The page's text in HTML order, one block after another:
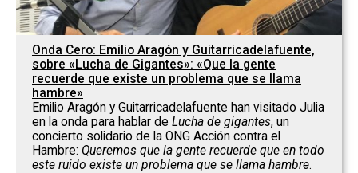
Onda Cero: Emilio Aragón y Guitarricadelafuente,
sobre «Lucha de Gigantes»: «Que la gente
recuerde que existe un problema que se llama
hambre»
Emilio Aragón y Guitarricadelafuente han visitado Julia
en la onda para hablar de Lucha de gigantes, un
concierto solidario de la ONG Acción contra el
Hambre: Queremos que la gente recuerde que en todo
este ruido existe un problema que se llama hambre.